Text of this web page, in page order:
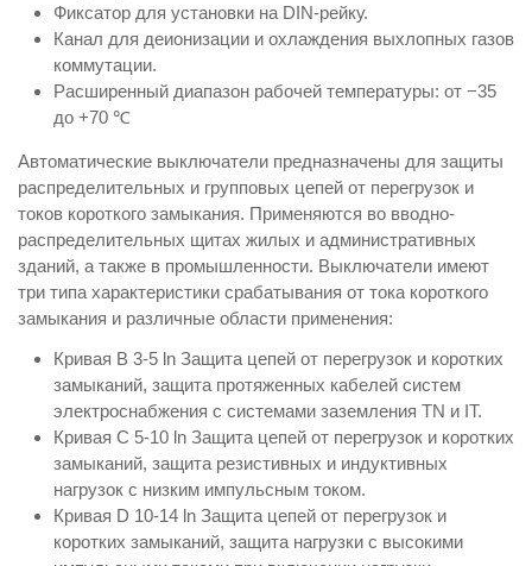
Фиксатор для установки на DIN-рейку.
Канал для деионизации и охлаждения выхлопных газов
коммутации.
Расширенный диапазон рабочей температуры: от −35
до +70 ℃
Автоматические выключатели предназначены для защиты
распределительных и групповых цепей от перегрузок и
токов короткого замыкания. Применяются во вводно-
распределительных щитах жилых и административных
зданий, а также в промышленности. Выключатели имеют
три типа характеристики срабатывания от тока короткого
замыкания и различные области применения:
Кривая В 3-5 ln Защита цепей от перегрузок и коротких
замыканий, защита протяженных кабелей систем
электроснабжения с системами заземления TN и IT.
Кривая С 5-10 ln Защита цепей от перегрузок и коротких
замыканий, защита резистивных и индуктивных
нагрузок с низким импульсным током.
Кривая D 10-14 ln Защита цепей от перегрузок и
коротких замыканий, защита нагрузки с высокими